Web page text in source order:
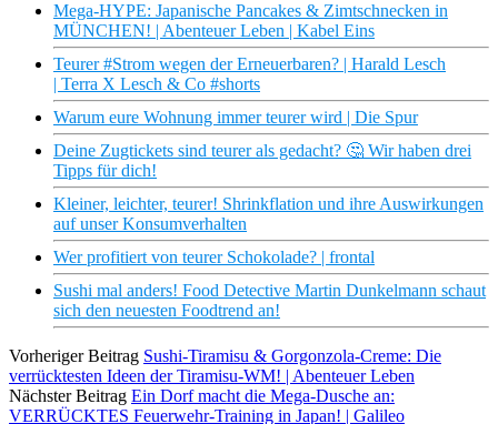
Mega-HYPE: Japanische Pancakes & Zimtschnecken in
MÜNCHEN! | Abenteuer Leben | Kabel Eins
Teurer #Strom wegen der Erneuerbaren? | Harald Lesch
| Terra X Lesch & Co #shorts
Warum eure Wohnung immer teurer wird | Die Spur
Deine Zugtickets sind teurer als gedacht? 🤔 Wir haben drei
Tipps für dich!
Kleiner, leichter, teurer! Shrinkflation und ihre Auswirkungen
auf unser Konsumverhalten
Wer profitiert von teurer Schokolade? | frontal
Sushi mal anders! Food Detective Martin Dunkelmann schaut
sich den neuesten Foodtrend an!
Vorheriger Beitrag Sushi-Tiramisu & Gorgonzola-Creme: Die
verrücktesten Ideen der Tiramisu-WM! | Abenteuer Leben
Nächster Beitrag Ein Dorf macht die Mega-Dusche an:
VERRÜCKTES Feuerwehr-Training in Japan! | Galileo